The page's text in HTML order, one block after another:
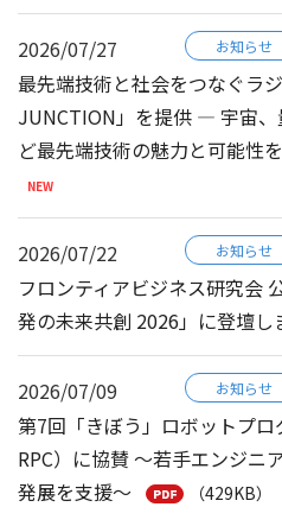
2026/07/27 お知らせ
最先端技術と社会をつなぐラ
JUNCTION」を提供 ― 宇宙、
ど最先端技術の魅力と可能性
2026/07/22 お知らせ
フロンティアビジネス研究会
発の未来共創 2026」に登壇し
2026/07/09 お知らせ
第7回「きぼう」ロボットプ
RPC）に協賛 ～若手エンジニ
発展を支援～
（429KB）